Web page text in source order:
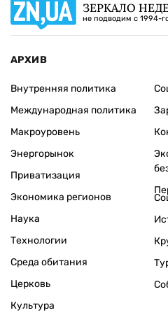
ЗЕРКАЛО
не подводим с 1994-
АРХИВ
Внутренняя политика
Международная политика
Макроуровень
Энергорынок
Приватизация
Экономика регионов
Наука
Технологии
Среда обитания
Церковь
Культура